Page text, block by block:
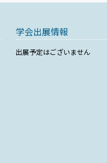
学会出展情報
出展予定はございません